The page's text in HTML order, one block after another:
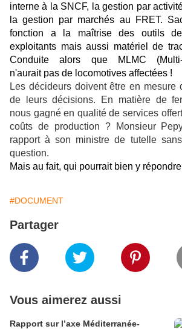
interne à la SNCF, la gestion par
la gestion par marchés au FRET.
fonction a la maîtrise des outils
exploitants mais aussi matériel de
Conduite alors que MLMC (Multi-
n'aurait pas de locomotives affectées !
Les décideurs doivent être en mesure
de leurs décisions. En matière de
nous gagné en qualité de services
coûts de production ? Monsieur
rapport à son ministre de tutelle
question.
Mais au fait, qui pourrait bien y
#DOCUMENT
Partager
Vous aimerez aussi
Rapport sur l’axe Méditerranée-